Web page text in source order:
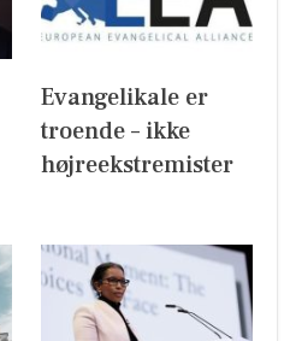
Evangelikale er
troende – ikke
højreekstremister